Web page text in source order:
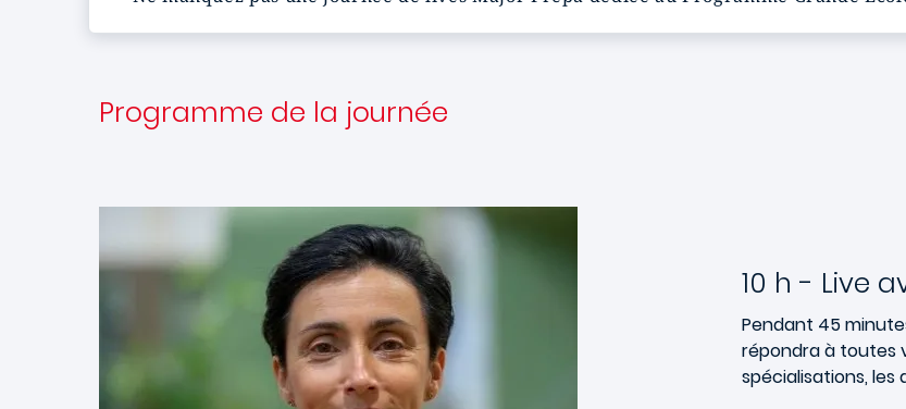
Programme de la journée
10 h - Live
Pendant 45
répondra à toutes
spécialisations, les